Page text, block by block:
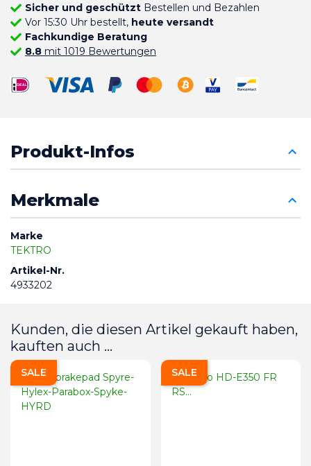
Sicher und geschütztBestellen und Bezahlen
Vor 15:30 Uhr bestellt, heute versandt
Fachkundige Beratung
8.8mit 1019 Bewertungen
Produkt-Infos
Merkmale
Marke
TEKTRO
Artikel-Nr.
4933202
Kunden, die diesen Artikel gekauft haben,
kauften auch ...
SALE SALE